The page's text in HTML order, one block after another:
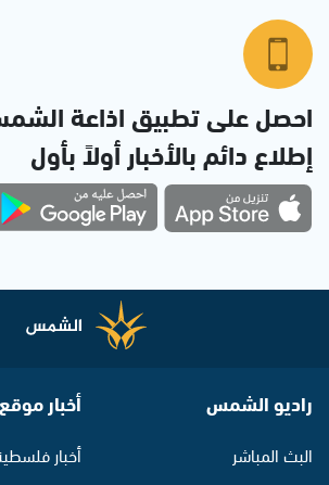
احصل على تطبيق اذاعة
إطلاع دائم بالأخبار أولاً بأول
راديو الشمس
البث المباشر
أخبار
أخبار